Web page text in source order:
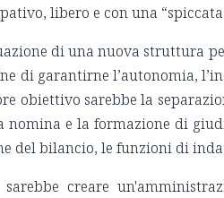
libero e con una
di una nuova struttura
di garantirne l’autonomia,
obiettivo sarebbe la
e la formazione di
del bilancio, le funzioni di
creare